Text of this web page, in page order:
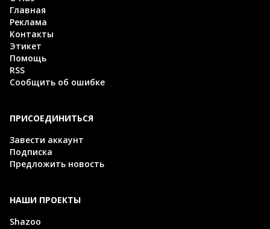
Главная
Реклама
Контакты
Этикет
Помощь
RSS
Сообщить об ошибке
ПРИСОЕДИНИТЬСЯ
Завести аккаунт
Подписка
Предложить новость
НАШИ ПРОЕКТЫ
Shazoo